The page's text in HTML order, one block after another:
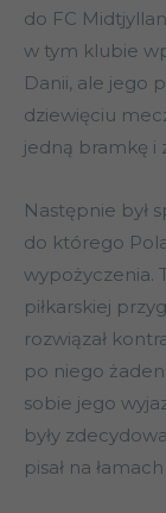
do FC
w tym klubie
Danii, ale jego
dziewięciu
jedną bramkę i
Następnie był
do którego
wypożyczenia.
piłkarskiej
rozwiązał
po niego
sobie jego
były
pisał na